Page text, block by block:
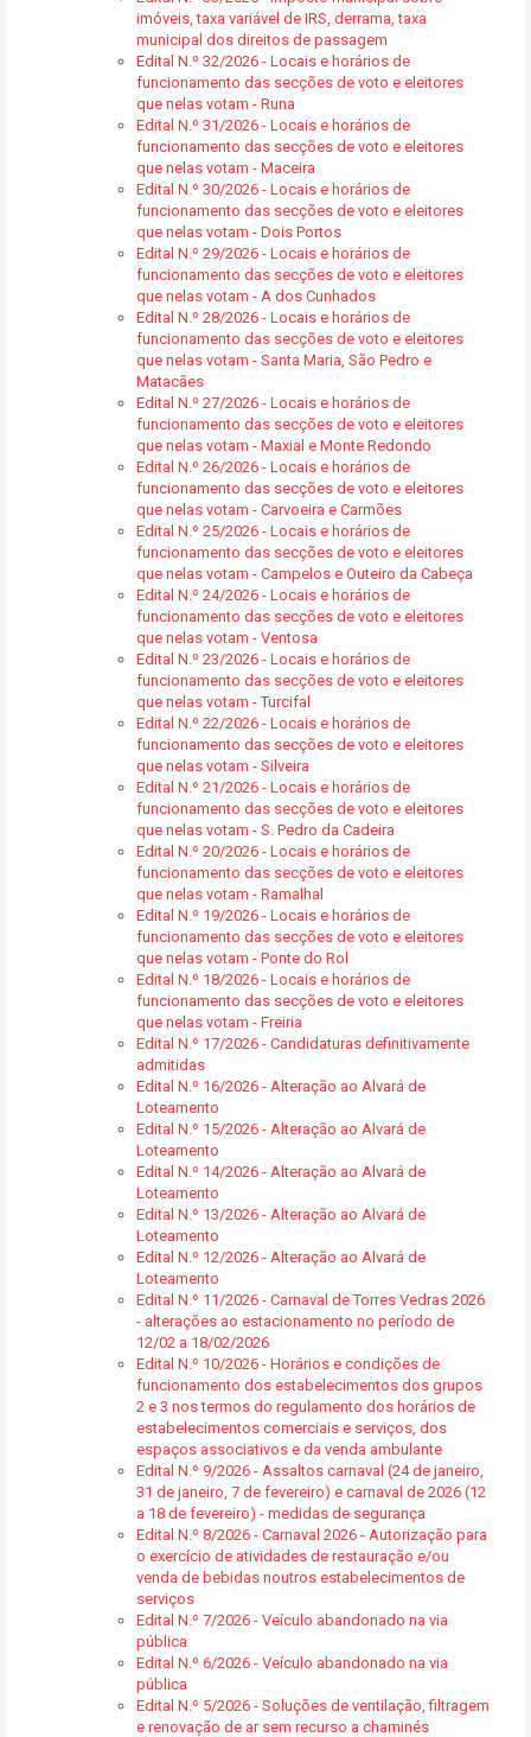
imóveis, taxa variável de IRS, derrama, taxa
municipal dos direitos de passagem
Edital N.º 32/2026 - Locais e horários de
funcionamento das secções de voto e eleitores
que nelas votam - Runa
Edital N.º 31/2026 - Locais e horários de
funcionamento das secções de voto e eleitores
que nelas votam - Maceira
Edital N.º 30/2026 - Locais e horários de
funcionamento das secções de voto e eleitores
que nelas votam - Dois Portos
Edital N.º 29/2026 - Locais e horários de
funcionamento das secções de voto e eleitores
que nelas votam - A dos Cunhados
Edital N.º 28/2026 - Locais e horários de
funcionamento das secções de voto e eleitores
que nelas votam - Santa Maria, São Pedro e
Matacães
Edital N.º 27/2026 - Locais e horários de
funcionamento das secções de voto e eleitores
que nelas votam - Maxial e Monte Redondo
Edital N.º 26/2026 - Locais e horários de
funcionamento das secções de voto e eleitores
que nelas votam - Carvoeira e Carmões
Edital N.º 25/2026 - Locais e horários de
funcionamento das secções de voto e eleitores
que nelas votam - Campelos e Outeiro da Cabeça
Edital N.º 24/2026 - Locais e horários de
funcionamento das secções de voto e eleitores
que nelas votam - Ventosa
Edital N.º 23/2026 - Locais e horários de
funcionamento das secções de voto e eleitores
que nelas votam - Turcifal
Edital N.º 22/2026 - Locais e horários de
funcionamento das secções de voto e eleitores
que nelas votam - Silveira
Edital N.º 21/2026 - Locais e horários de
funcionamento das secções de voto e eleitores
que nelas votam - S. Pedro da Cadeira
Edital N.º 20/2026 - Locais e horários de
funcionamento das secções de voto e eleitores
que nelas votam - Ramalhal
Edital N.º 19/2026 - Locais e horários de
funcionamento das secções de voto e eleitores
que nelas votam - Ponte do Rol
Edital N.º 18/2026 - Locais e horários de
funcionamento das secções de voto e eleitores
que nelas votam - Freiria
Edital N.º 17/2026 - Candidaturas definitivamente
admitidas
Edital N.º 16/2026 - Alteração ao Alvará de
Loteamento
Edital N.º 15/2026 - Alteração ao Alvará de
Loteamento
Edital N.º 14/2026 - Alteração ao Alvará de
Loteamento
Edital N.º 13/2026 - Alteração ao Alvará de
Loteamento
Edital N.º 12/2026 - Alteração ao Alvará de
Loteamento
Edital N.º 11/2026 - Carnaval de Torres Vedras 2026
- alterações ao estacionamento no período de
12/02 a 18/02/2026
Edital N.º 10/2026 - Horários e condições de
funcionamento dos estabelecimentos dos grupos
2 e 3 nos termos do regulamento dos horários de
estabelecimentos comerciais e serviços, dos
espaços associativos e da venda ambulante
Edital N.º 9/2026 - Assaltos carnaval (24 de janeiro,
31 de janeiro, 7 de fevereiro) e carnaval de 2026 (12
a 18 de fevereiro) - medidas de segurança
Edital N.º 8/2026 - Carnaval 2026 - Autorização para
o exercício de atividades de restauração e/ou
venda de bebidas noutros estabelecimentos de
serviços
Edital N.º 7/2026 - Veículo abandonado na via
pública
Edital N.º 6/2026 - Veículo abandonado na via
pública
Edital N.º 5/2026 - Soluções de ventilação, filtragem
e renovação de ar sem recurso a chaminés